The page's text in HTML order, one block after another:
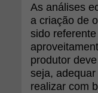
As análises
a criação de
sido
produtor
seja,
realizar com